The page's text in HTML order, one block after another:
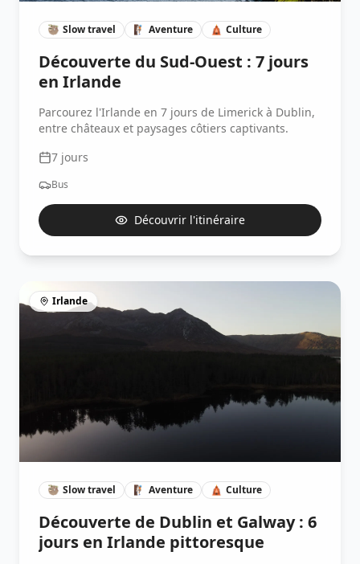
🦥 Slow travel 🧗🏽 Aventure 🛕 Culture
Découverte du Sud-Ouest : 7 jours
en Irlande
Parcourez l'Irlande en 7 jours de Limerick à Dublin,
entre châteaux et paysages côtiers captivants.
7 jours
Bus
Découvrir l'itinéraire
Irlande
🦥 Slow travel 🧗🏽 Aventure 🛕 Culture
Découverte de Dublin et Galway : 6
jours en Irlande pittoresque